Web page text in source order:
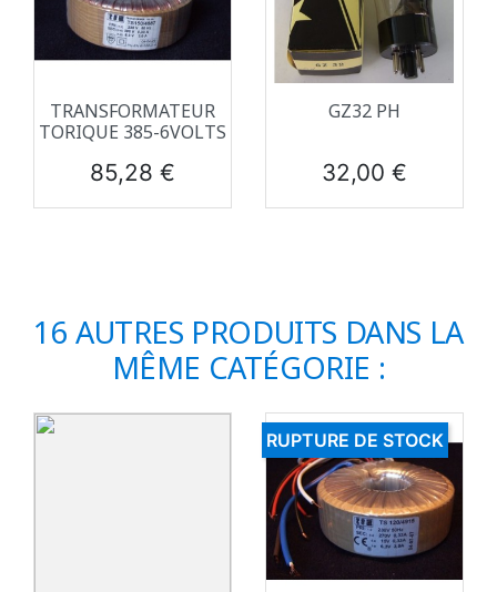
TRANSFORMATEUR
TORIQUE 385-6VOLTS
Prix
85,28 €
GZ32 PH
Prix
32,00 €
16 AUTRES PRODUITS DANS LA
MÊME CATÉGORIE :
RUPTURE DE STOCK